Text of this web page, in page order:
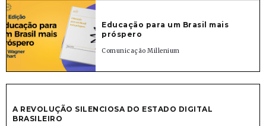
Educação para um Brasil mais
próspero
Comunicação Millenium
A REVOLUÇÃO SILENCIOSA DO ESTADO DIGITAL
BRASILEIRO